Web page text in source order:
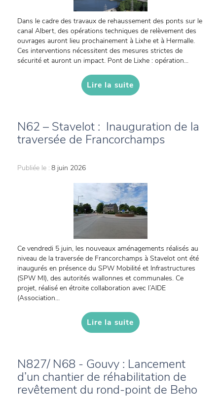
Dans le cadre des travaux de rehaussement des ponts sur le
canal Albert, des opérations techniques de relèvement des
ouvrages auront lieu prochainement à Lixhe et à Hermalle.
Ces interventions nécessitent des mesures strictes de
sécurité et auront un impact. Pont de Lixhe : opération...
Lire la suite
N62 – Stavelot : Inauguration de la
traversée de Francorchamps
Publiée le : 8 juin 2026
Ce vendredi 5 juin, les nouveaux aménagements réalisés au
niveau de la traversée de Francorchamps à Stavelot ont été
inaugurés en présence du SPW Mobilité et Infrastructures
(SPW MI), des autorités wallonnes et communales. Ce
projet, réalisé en étroite collaboration avec l’AIDE
(Association...
Lire la suite
N827/ N68 - Gouvy : Lancement
d’un chantier de réhabilitation de
revêtement du rond-point de Beho